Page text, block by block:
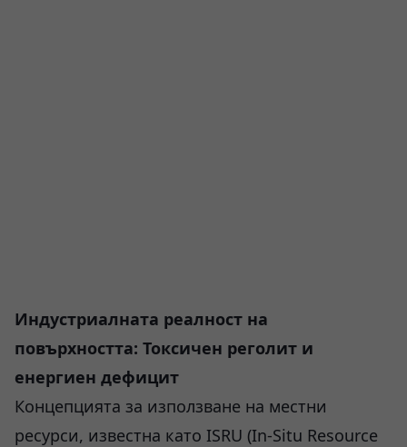
Индустриалната реалност на
повърхността: Токсичен реголит и
енергиен дефицит
Концепцията за използване на местни
ресурси, известна като ISRU (In-Situ Resource